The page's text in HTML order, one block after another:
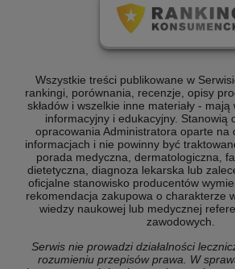
Wszystkie treści publikowane w
rankingi, porównania, recenzje, opisy
składów i wszelkie inne materiały - mają
informacyjny i edukacyjny. Stanowią
opracowania Administratora oparte na
informacjach i nie powinny być
porada medyczna, dermatologiczna,
dietetyczna, diagnoza lekarska lub
oficjalne stanowisko producentów
rekomendacja zakupowa o charakterze
wiedzy naukowej lub medycznej
zawodowych.
Serwis nie prowadzi działalności
rozumieniu przepisów prawa. W